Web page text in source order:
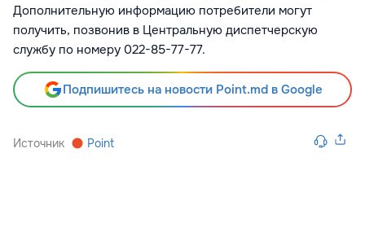
Дополнительную информацию потребители могут
получить, позвонив в Центральную диспетчерскую
службу по номеру 022-85-77-77.
Подпишитесь на новости Point.md в Google
Источник Point